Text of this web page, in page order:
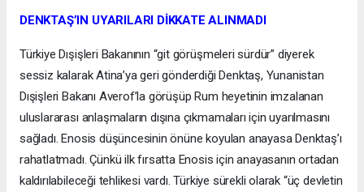
DENKTAŞ’IN UYARILARI DİKKATE ALINMADI
Türkiye Dışişleri Bakanının “git görüşmeleri sürdür” diyerek
sessiz kalarak Atina’ya geri gönderdiği Denktaş, Yunanistan
Dışişleri Bakanı Averof’la görüşüp Rum heyetinin imzalanan
uluslararası anlaşmaların dışına çıkmamaları için uyarılmasını
sağladı. Enosis düşüncesinin önüne koyulan anayasa Denktaş’ı
rahatlatmadı. Çünkü ilk fırsatta Enosis için anayasanın ortadan
kaldırılabileceği tehlikesi vardı. Türkiye sürekli olarak “üç devletin